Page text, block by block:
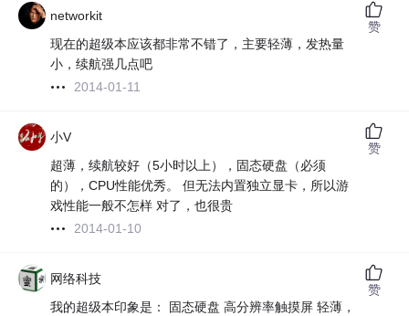
networkit
现在的超级本应该都非常不错了，主要轻薄，发热量
小，续航强几点吧
2014-01-11
赞
小V
超薄，续航较好（5小时以上），固态硬盘（必须
的），CPU性能优秀。 但无法内置独立显卡，所以游
戏性能一般不怎样 对了，也很贵
2014-01-10
赞
网络科技
我的超级本印象是： 固态硬盘 高分辨率触摸屏 轻薄，
赞